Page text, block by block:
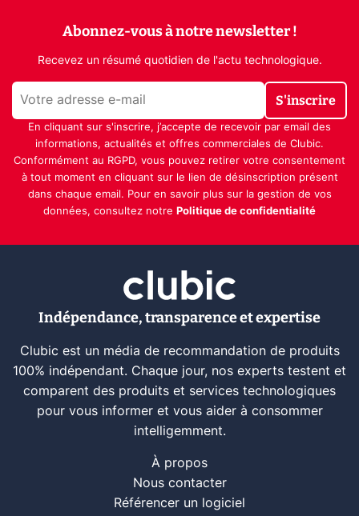
Abonnez-vous à notre newsletter !
Recevez un résumé quotidien de l'actu technologique.
S'inscrire
En cliquant sur s'inscrire, j’accepte de recevoir par email des
informations, actualités et offres commerciales de Clubic.
Conformément au RGPD, vous pouvez retirer votre consentement
à tout moment en cliquant sur le lien de désinscription présent
dans chaque email. Pour en savoir plus sur la gestion de vos
données, consultez notre Politique de confidentialité
Indépendance, transparence et expertise
Clubic est un média de recommandation de produits
100% indépendant. Chaque jour, nos experts testent et
comparent des produits et services technologiques
pour vous informer et vous aider à consommer
intelligemment.
À propos
Nous contacter
Référencer un logiciel